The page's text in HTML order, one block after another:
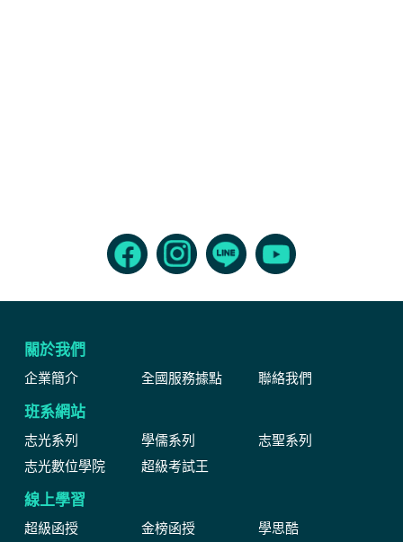
關於我們
企業簡介 全國服務據點 聯絡我們
班系網站
志光系列 學儒系列
志聖系列
志光數位學院
超級考試王
線上學習
超級函授 金榜函授 學思酷